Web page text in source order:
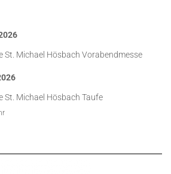
St. Michael Hösbach Vorabendmesse
St. Michael Hösbach Taufe